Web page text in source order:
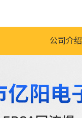
公司介绍